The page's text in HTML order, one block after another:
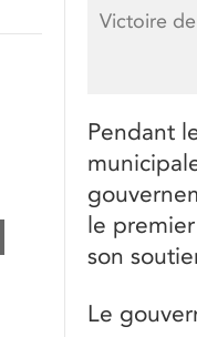
Victoire
Pendant
le
son
Le